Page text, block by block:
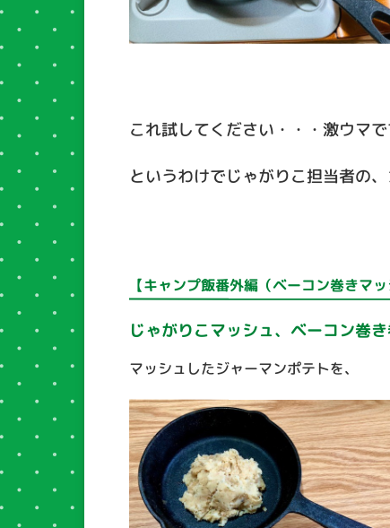
これ試してください・・・激ウマで
というわけでじゃがりこ担当者の
【キャンプ飯番外編（ベーコン巻きマ
じゃがりこマッシュ、ベーコン巻
マッシュしたジャーマンポテトを、